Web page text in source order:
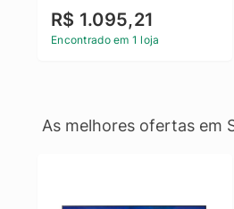
R$ 1.095,21
Encontrado em 1 loja
As melhores ofertas em